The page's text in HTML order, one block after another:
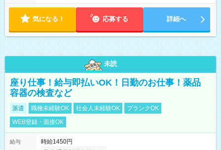
気になる！ 応募する 詳細へ
未読
座り仕事！給与即払いOK！日勤のお仕事！薬品
容器の検査など
派遣 職種未経験OK 社会人未経験OK
ブランクOK
WEB登録・面接OK
給与
時給1450円